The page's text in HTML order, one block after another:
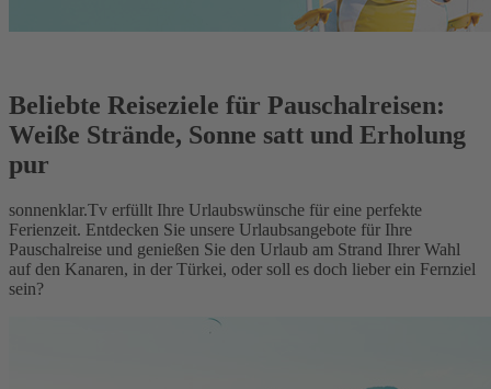
Beliebte Reiseziele für Pauschalreisen:
Weiße Strände, Sonne satt und Erholung
pur
sonnenklar.Tv erfüllt Ihre Urlaubswünsche für eine perfekte
Ferienzeit. Entdecken Sie unsere Urlaubsangebote für Ihre
Pauschalreise und genießen Sie den Urlaub am Strand Ihrer Wahl
auf den Kanaren, in der Türkei, oder soll es doch lieber ein Fernziel
sein?